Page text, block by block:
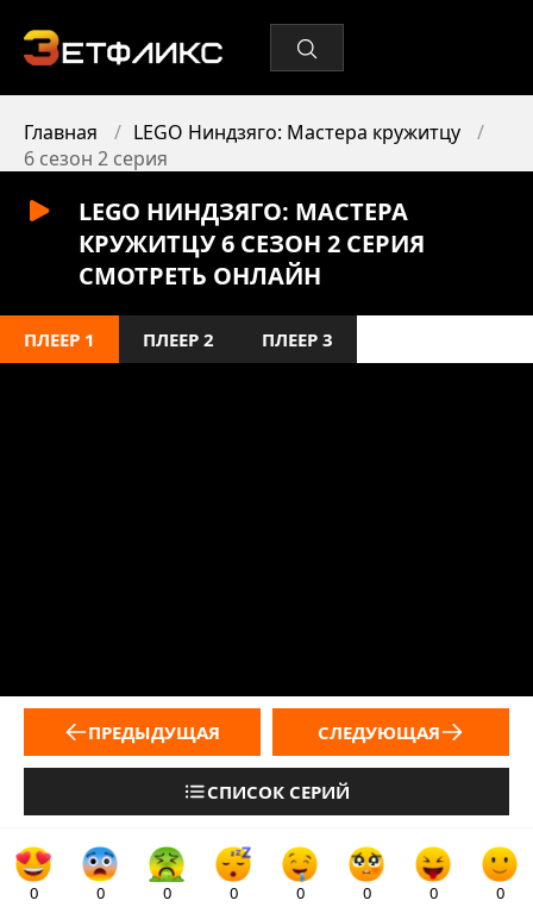
Главная
LEGO Ниндзяго: Мастера кружитцу
6 сезон 2 серия
LEGO НИНДЗЯГО: МАСТЕРА
КРУЖИТЦУ 6 СЕЗОН 2 СЕРИЯ
СМОТРЕТЬ ОНЛАЙН
ПЛЕЕР 1 ПЛЕЕР 2 ПЛЕЕР 3
ПРЕДЫДУЩАЯ
СПИСОК СЕРИЙ
СЛЕДУЮЩАЯ
0 0 0 0 0 0 0 0